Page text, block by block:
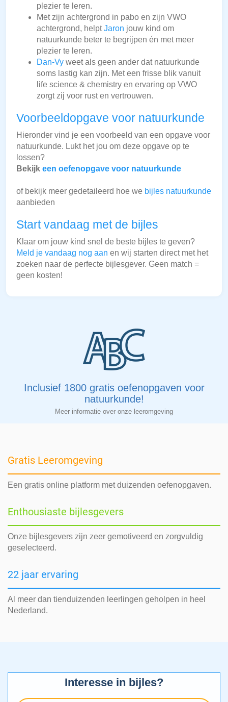
plezier te leren.
Met zijn achtergrond in pabo en zijn VWO
achtergrond, helptJaron jouw kind om
natuurkunde beter te begrijpen én met meer
plezier te leren.
Dan-Vy weet als geen ander dat natuurkunde
soms lastig kan zijn. Met een frisse blik vanuit
life science & chemistry en ervaring op VWO
zorgt zij voor rust en vertrouwen.
Voorbeeldopgave voor natuurkunde
Hieronder vind je een voorbeeld van een opgave voor
natuurkunde. Lukt het jou om deze opgave op te
lossen?
Bekijk een oefenopgave voor natuurkunde
of bekijk meer gedetaileerd hoe we bijles natuurkunde
aanbieden
Start vandaag met de bijles
Klaar om jouw kind snel de beste bijles te geven?
Meld je vandaag nog aan en wij starten direct met het
zoeken naar de perfecte bijlesgever. Geen match =
geen kosten!
Inclusief 1800 gratis oefenopgaven voor
natuurkunde!
Meer informatie over onze leeromgeving
Gratis Leeromgeving
Een gratis online platform met duizenden oefenopgaven.
Enthousiaste bijlesgevers
Onze bijlesgevers zijn zeer gemotiveerd en zorgvuldig
geselecteerd.
22 jaar ervaring
Al meer dan tienduizenden leerlingen geholpen in heel
Nederland.
Interesse in bijles?